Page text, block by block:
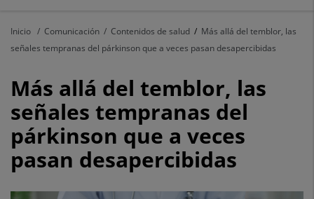
Inicio Comunicación Contenidos de salud
Más allá del temblor, las
señales tempranas del párkinson que a veces pasan desapercibidas
Más
allá
del
temblor,
las
Más allá del temblor, las
señales tempranas del
párkinson que a veces
pasan desapercibidas